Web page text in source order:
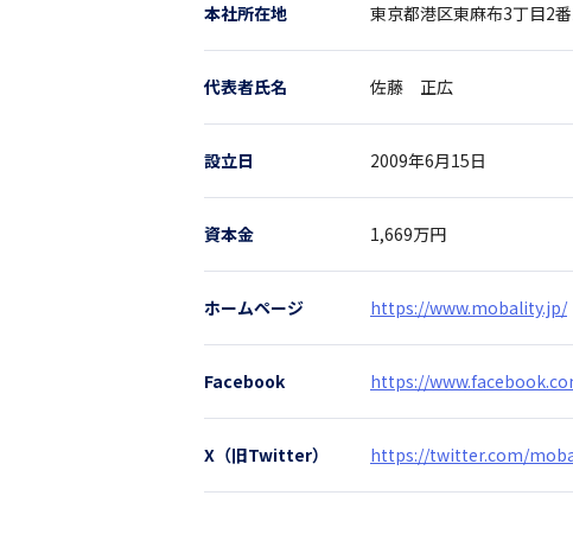
本社所在地 東京都港区東麻布3丁目2
代表者氏名 佐藤 正広
設立日 2009年6月15日
資本金 1,669万円
ホームページ https://www.mobality.jp/
Facebook https://
X（旧Twitter） https://twitter.com/